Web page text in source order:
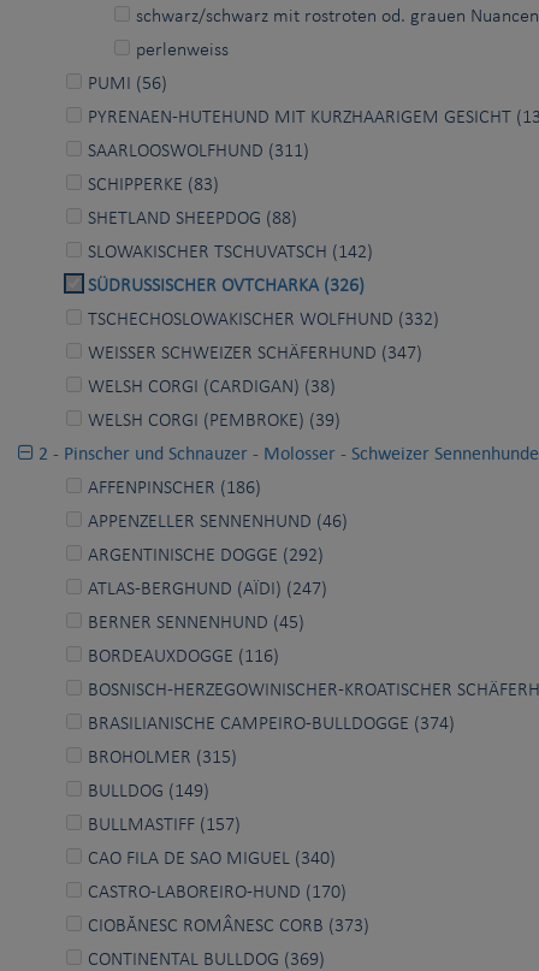
schwarz/schwarz mit rostroten od. grauen
perlenweiss
PUMI (56)
PYRENAEN-HUTEHUND MIT KURZHAARIGEM GESICHT
SAARLOOSWOLFHUND (311)
SCHIPPERKE (83)
SHETLAND SHEEPDOG (88)
SLOWAKISCHER TSCHUVATSCH (142)
SÜDRUSSISCHER OVTCHARKA (326)
TSCHECHOSLOWAKISCHER WOLFHUND (332)
WEISSER SCHWEIZER SCHÄFERHUND (347)
WELSH CORGI (CARDIGAN) (38)
WELSH CORGI (PEMBROKE) (39)
2 - Pinscher und Schnauzer - Molosser - Schweizer Sennenhunde
AFFENPINSCHER (186)
APPENZELLER SENNENHUND (46)
ARGENTINISCHE DOGGE (292)
ATLAS-BERGHUND (AÏDI) (247)
BERNER SENNENHUND (45)
BORDEAUXDOGGE (116)
BOSNISCH-HERZEGOWINISCHER-KROATISCHER
BRASILIANISCHE CAMPEIRO-BULLDOGGE (374)
BROHOLMER (315)
BULLDOG (149)
BULLMASTIFF (157)
CAO FILA DE SAO MIGUEL (340)
CASTRO-LABOREIRO-HUND (170)
CIOBĂNESC ROMÂNESC CORB (373)
CONTINENTAL BULLDOG (369)